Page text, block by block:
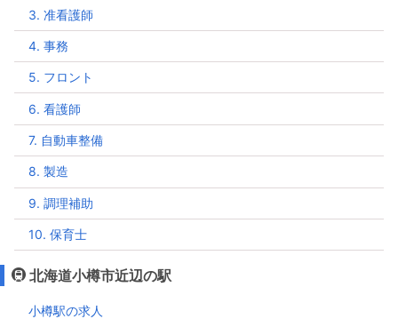
3. 准看護師
4. 事務
5. フロント
6. 看護師
7. 自動車整備
8. 製造
9. 調理補助
10. 保育士
北海道小樽市近辺の駅
小樽駅の求人